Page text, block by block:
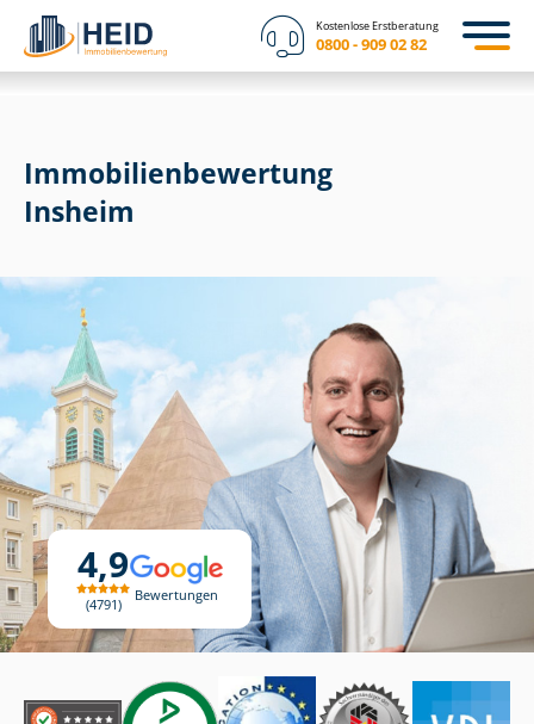
Kostenlose Erstberatung
0800 - 909 02 82
4,9
4791
Bewertungen
Immobilien­bewertung
Insheim